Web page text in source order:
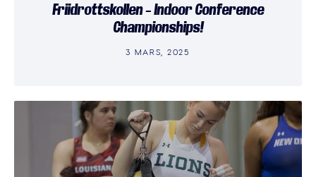
Friidrottskollen – Indoor Conference
Championships!
3 MARS, 2025